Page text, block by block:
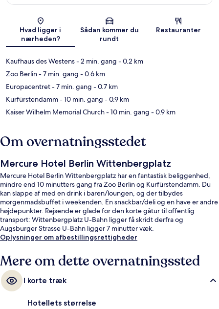
Kort
Hvad ligger i
nærheden?
Sådan kommer du
rundt
Restauranter
Kaufhaus des Westens- 2 min. gang - 0.2 km
Zoo Berlin- 7 min. gang - 0.6 km
Europacentret- 7 min. gang - 0.7 km
Kurfürstendamm- 10 min. gang - 0.9 km
Kaiser Wilhelm Memorial Church- 10 min. gang - 0.9 km
Om overnatningsstedet
Mercure Hotel Berlin Wittenbergplatz
Mercure Hotel Berlin Wittenbergplatz har en fantastisk beliggenhed,
mindre end 10 minutters gang fra Zoo Berlin og Kurfürstendamm. Du
kan slappe af med en drink i baren/loungen, og der tilbydes
morgenmadsbuffet i weekenden. En snackbar/deli og en have er andre
højdepunkter. Rejsende er glade for den korte gåtur til offentlig
transport: Wittenbergplatz U-Bahn ligger få skridt derfra og
Augsburger Strasse U-Bahn ligger 7 minutter væk.
Oplysninger om afbestillingsrettigheder
Mere om dette overnatningssted
I korte træk
Hotellets størrelse